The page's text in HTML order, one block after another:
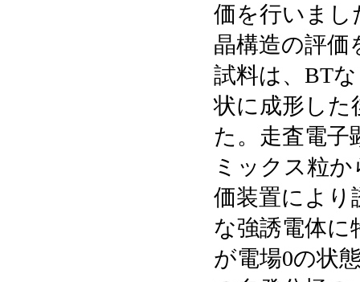
価を行いまし
晶構造の評
試料は、BT
状に成形した
た。走査電子
ミックス粒
価装置により
な強誘電体に
が電場0の状